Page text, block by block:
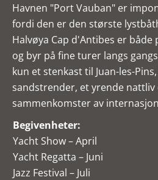
Havnen "Port Vauban" er
fordi den er den største
Halvøya Cap d'Antibes er
og byr på fine turer langs
kun et stenkast til Juan-les-
sandstrender, et yrende nattliv
sammenkomster av
Begivenheter:
Yacht Show – April
Yacht Regatta – Juni
Jazz Festival – Juli